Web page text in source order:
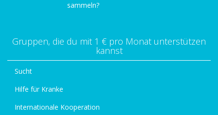
sammeln?
Gruppen, die du mit 1 € pro Monat unterstützen
kannst
Sucht
Hilfe für Kranke
Internationale Kooperation